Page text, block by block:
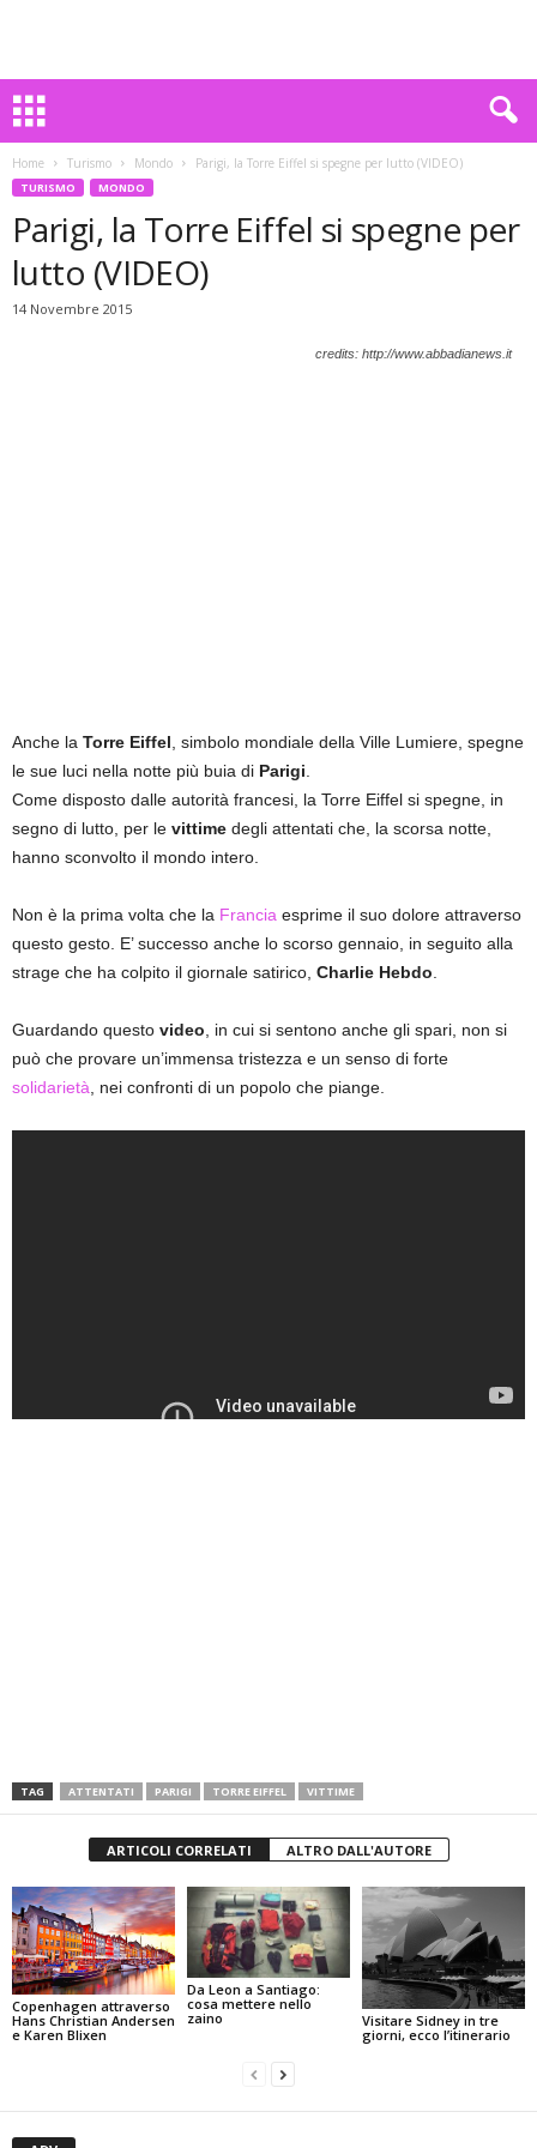
Home Turismo Mondo Parigi, la Torre Eiffel si spegne per lutto (VIDEO)
TURISMO MONDO
Parigi, la Torre Eiffel si spegne per
lutto (VIDEO)
14 Novembre 2015
credits: http://www.abbadianews.it
Anche la Torre Eiffel , simbolo mondiale della Ville Lumiere, spegne
le sue luci nella notte più buia di Parigi
Come disposto dalle autorità francesi, la Torre Eiffel si spegne, in
segno di lutto, per le vittime degli attentati che, la scorsa notte,
hanno sconvolto il mondo intero.
Non è la prima volta che la Francia esprime il suo dolore attraverso
questo gesto. E’ successo anche lo scorso gennaio, in seguito alla
strage che ha colpito il giornale satirico, Charlie Hebdo
Guardando questo video , in cui si sentono anche gli spari, non si
può che provare un’immensa tristezza e un senso di forte
solidarietà , nei confronti di un popolo che piange.
TAG ATTENTATI PARIGI TORRE EIFFEL VITTIME
ARTICOLI CORRELATI ALTRO DALL'AUTORE
Copenhagen attraverso
Hans Christian Andersen
e Karen Blixen
Da Leon a Santiago:
cosa mettere nello
zaino
Visitare Sidney in tre
giorni, ecco l’itinerario